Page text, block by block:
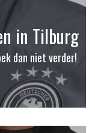
in Tilburg
dan niet verder!